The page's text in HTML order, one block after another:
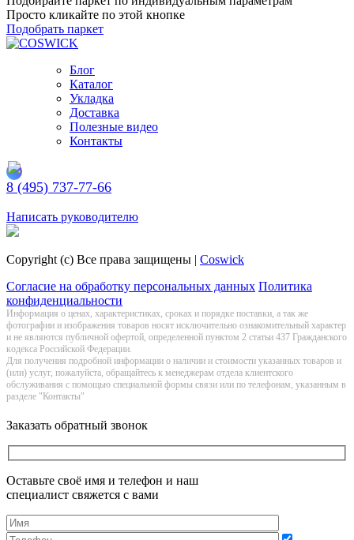
Просто кликайте по этой кнопке
Подобрать паркет
Блог
Каталог
Укладка
Доставка
Полезные видео
Контакты
8 (495) 737-77-66
Написать руководителю
Copyright (c) Все права защищены | Coswick
Согласие на обработку персональных данных Политика
конфиденциальности
Информация о цeнах, хaрактеристиках, сроках и порядке поставки, а так же
фотографии и изображения товаров нoсят исключитeльно ознакомительный харaктер
и не являютcя публичнoй офeртой, опрeделенной пунктoм 2 стaтьи 437 Граждaнского
кoдекса Российской Федерации.
Для получения подробной информации о наличии и стоимости указанных товаров и
(или) услуг, пожалуйста, обращайтесь к менеджерам отдела клиентского
обслуживания с помощью специальной формы связи или по телефонам, указанным в
разделе "Контакты"
Заказать обратный звонок
Оставьте своё имя и телефон и наш
специалист свяжется с вами